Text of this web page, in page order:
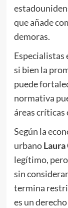
que añade
demoras.
Especialistas
si bien la
puede
normativa
áreas críticas
Según la
urbanoLaura
legítimo,
sin
termina
es un derecho